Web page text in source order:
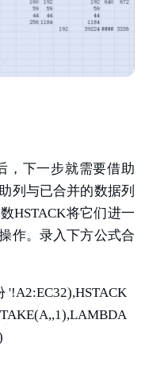
，下一步就需要借助
列与已合并的数据列
HSTACK将它们进一
作。录入下方公式合
'!A2:EC32),HSTACK